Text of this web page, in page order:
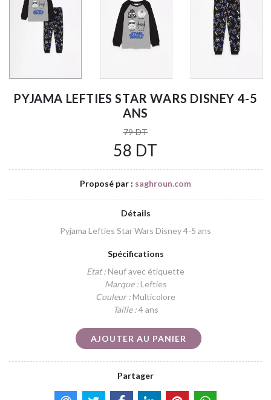
PYJAMA LEFTIES STAR WARS DISNEY 4-5
ANS
79 DT
58 DT
Proposé par : saghroun.com
Détails
Pyjama Lefties Star Wars Disney 4-5 ans
Spécifications
Etat :Neuf avec étiquette
Marque :Lefties
Couleur :Multicolore
Taille :4 ans
AJOUTER AU PANIER
Partager